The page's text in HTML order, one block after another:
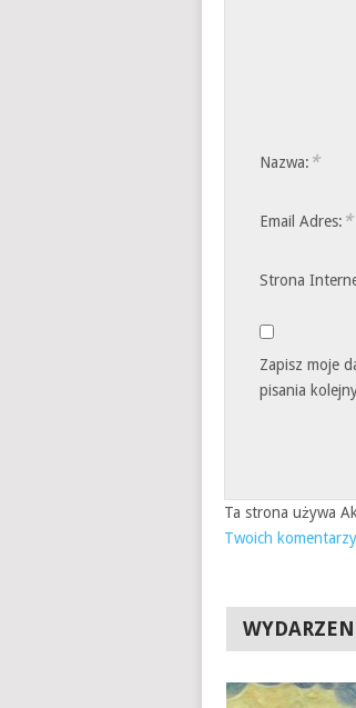
Nazwa: *
Email Adres: *
Strona
Zapisz moje
pisania
Ta strona używa
Twoich